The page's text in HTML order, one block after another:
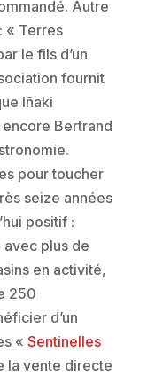
Autre
« Terres
le fils d’un
fournit
Iñaki
Bertrand
pour toucher
seize années
positif :
avec plus de
en activité,
250
d’un
« Sentinelles
la vente directe